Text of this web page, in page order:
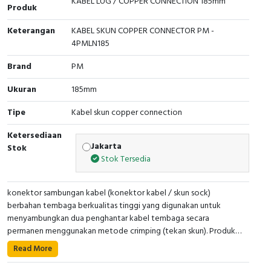
Cable Operated Switch
Signalling Columns
Safety Sensors
Pressure Switch
Ultrasonic & Rotary Encoder
Inductive Sensors
Photoelectric
Cam Switch
Panel Box
Produk
Keterangan
KABEL SKUN COPPER CONNECTOR PM -
4PMLN185
Brand
PM
Ukuran
185mm
Tipe
Kabel skun copper connection
Ketersediaan
Stok
Jakarta
Stok Tersedia
konektor sambungan kabel (konektor kabel / skun sock)
berbahan tembaga berkualitas tinggi yang digunakan untuk
menyambungkan dua penghantar kabel tembaga secara
permanen menggunakan metode crimping (tekan skun). Produk
ini dirancang untuk menghasilkan sambungan listrik yang kuat,
stabil, aman, dan memiliki hambatan listrik rendah sehingga cocok
• Kode Produk : 4PMLN185
• Nama Produk: Konektor Tembaga PM / Kabel Lug
Read More